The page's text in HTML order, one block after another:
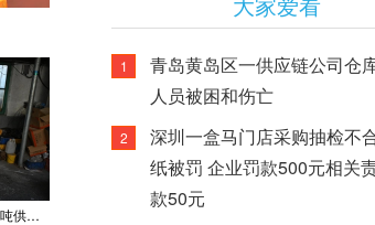
即墨老手艺红烛迎新春 年销80余吨供不应求
1
青岛黄岛区一供应链公司仓
人员被困和伤亡
2
深圳一盒马门店采购抽检不
纸被罚 企业罚款500元相关
款50元